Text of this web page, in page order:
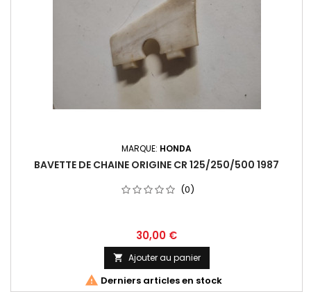
MARQUE: HONDA
BAVETTE DE CHAINE ORIGINE CR 125/250/500 1987
(0)
30,00 €
 Ajouter au panier
 Derniers articles en stock